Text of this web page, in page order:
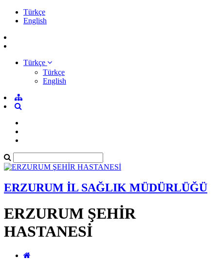
Türkçe
English
Türkçe
Türkçe
English
ERZURUM İL SAĞLIK MÜDÜRLÜĞÜ
ERZURUM ŞEHİR
HASTANESİ